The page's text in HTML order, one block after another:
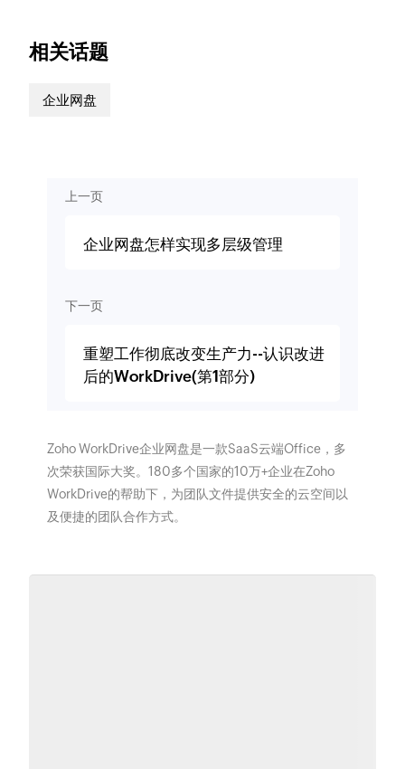
相关话题
企业网盘
上一页
企业网盘怎样实现多层级管理
下一页
重塑工作彻底改变生产力--认识改进
后的WorkDrive(第1部分)
Zoho WorkDrive企业网盘是一款SaaS云端Office，多
次荣获国际大奖。180多个国家的10万+企业在Zoho
WorkDrive的帮助下，为团队文件提供安全的云空间以
及便捷的团队合作方式。